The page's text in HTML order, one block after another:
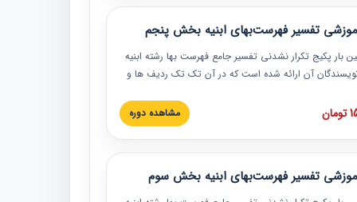
تفسیر فهرست‌بهای ابنیه بخش پنجم
بار پکیج تکرار نشدنی تفسیر جامع فهرست بها رشته ابنیه
نویسندگان آن ارائه شده است که در آن تک تک ردیف ها و
و به همراه تصاویر عملیات اجرایی مرتبط با ردیف های
بها ارائه شده است. این دوره با کلام مهندس
مدیر پروژه مهندسی مشاور در امر بازنگری فهرست
حال فعالیت هستند حتما توصیه می کنیم از مطالب این
نمایند.
مشاهده دوره
تفسیر فهرست‌بهای ابنیه بخش سوم